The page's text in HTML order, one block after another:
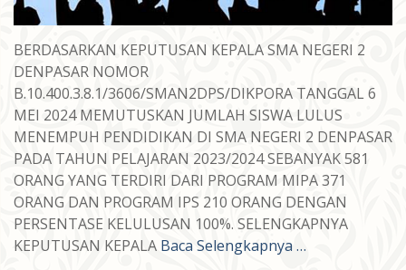
BERDASARKAN KEPUTUSAN KEPALA SMA NEGERI 2
DENPASAR NOMOR
B.10.400.3.8.1/3606/SMAN2DPS/DIKPORA TANGGAL 6
MEI 2024 MEMUTUSKAN JUMLAH SISWA LULUS
MENEMPUH PENDIDIKAN DI SMA NEGERI 2 DENPASAR
PADA TAHUN PELAJARAN 2023/2024 SEBANYAK 581
ORANG YANG TERDIRI DARI PROGRAM MIPA 371
ORANG DAN PROGRAM IPS 210 ORANG DENGAN
PERSENTASE KELULUSAN 100%. SELENGKAPNYA
KEPUTUSAN KEPALA Baca Selengkapnya …